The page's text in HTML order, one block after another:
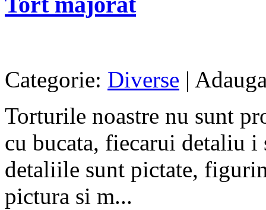
Categorie: Diverse |
Torturile noastre nu sunt
cu bucata, fiecarui detaliu i
detaliile sunt pictate,
pictura si m...